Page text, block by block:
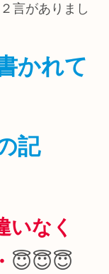
言がありまし
かれて
記
いなく
😇😇😇